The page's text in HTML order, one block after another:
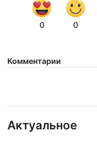
0 0
Комментарии
Актуальное